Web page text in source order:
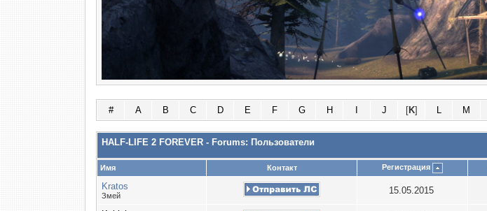
# A B C D E F G H J [K] L M
HALF-LIFE 2 FOREVER - Forums: Пользователи
Имя Контакт Регистрация
Kratos
Змей 15.05.2015